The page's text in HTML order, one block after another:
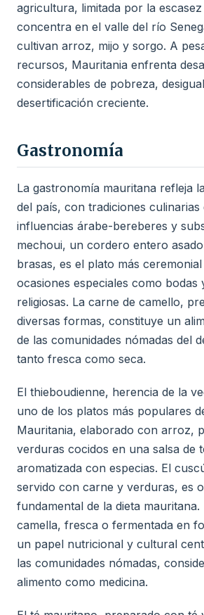
agricultura, limitada por la escasez
concentra en el valle del río
cultivan arroz, mijo y sorgo. A
recursos, Mauritania enfrenta
considerables de pobreza,
desertificación creciente.
Gastronomía
La gastronomía mauritana refleja
del país, con tradiciones
influencias árabe-bereberes y
mechoui, un cordero entero
brasas, es el plato más
ocasiones especiales como bodas
religiosas. La carne de camello,
diversas formas, constituye un
de las comunidades nómadas del
tanto fresca como seca.
El thieboudienne, herencia de la
uno de los platos más populares
Mauritania, elaborado con arroz,
verduras cocidos en una salsa de
aromatizada con especias. El
servido con carne y verduras, es
fundamental de la dieta mauritana.
camella, fresca o fermentada en
un papel nutricional y cultural
las comunidades nómadas,
alimento como medicina.